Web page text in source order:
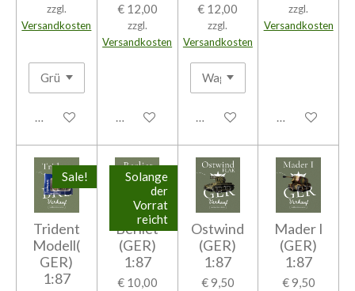
zzgl.
Versandkosten
In den Warenkorb
€ 12,00
zzgl.
Versandkosten
In den Warenkorb
€ 12,00
zzgl.
Versandkosten
In den Warenkorb
zzgl.
Versandkosten
In den
Sale!
Trident
Modell(
GER)
1:87
Solange
der
Vorrat
reicht
Berliet
(GER)
1:87
€ 10,00
Ostwind
(GER)
1:87
€ 9,50
Mader I
(GER)
1:87
€ 9,50